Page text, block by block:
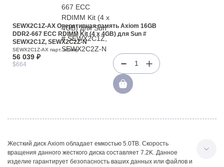
SEWX2C1Z-AX Оперативная память Axiom 16GB
DDR2-667 ECC RDIMM Kit (4 x 4GB) для Sun #
SEWX2C1Z, SEWX2C2Z-N
SEWX2C1Z-AX парт. номер
56 039 ₽
$664 1
Жесткий диск Axiom обладает емкостью 5.0TB. Скорость
вращения данного жесткого диска составляет 7.2K. Данное
изделие гарантирует безопасность ваших данных или файлов и